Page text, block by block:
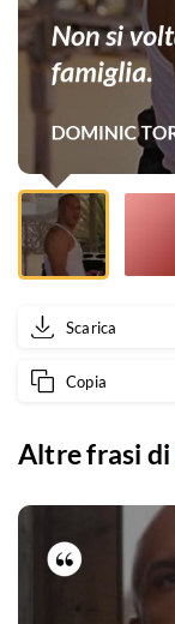
Scarica
Copia
Altre frasi di